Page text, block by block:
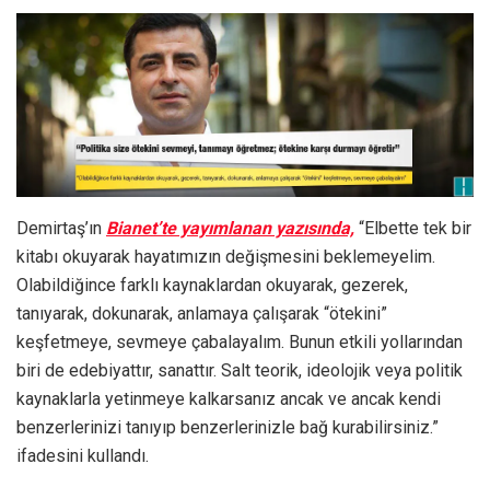
Demirtaş’ın Bianet’te yayımlanan yazısında, “Elbette tek bir
kitabı okuyarak hayatımızın değişmesini beklemeyelim.
Olabildiğince farklı kaynaklardan okuyarak, gezerek,
tanıyarak, dokunarak, anlamaya çalışarak “ötekini”
keşfetmeye, sevmeye çabalayalım. Bunun etkili yollarından
biri de edebiyattır, sanattır. Salt teorik, ideolojik veya politik
kaynaklarla yetinmeye kalkarsanız ancak ve ancak kendi
benzerlerinizi tanıyıp benzerlerinizle bağ kurabilirsiniz.”
ifadesini kullandı.